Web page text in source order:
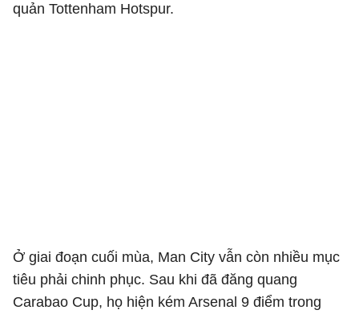
quản Tottenham Hotspur.
Ở giai đoạn cuối mùa, Man City vẫn còn nhiều mục
tiêu phải chinh phục. Sau khi đã đăng quang
Carabao Cup, họ hiện kém Arsenal 9 điểm trong